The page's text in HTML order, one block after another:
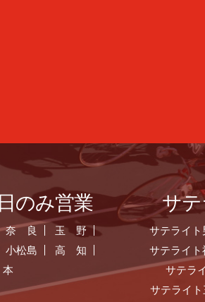
のみ営業
奈 良
玉 野
小松島
高 知
サ
サテライト
サテライト
サテラ
サテライト